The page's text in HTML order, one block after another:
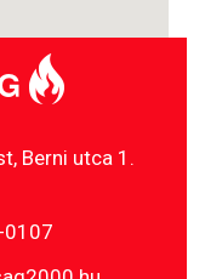
Berni utca 1.